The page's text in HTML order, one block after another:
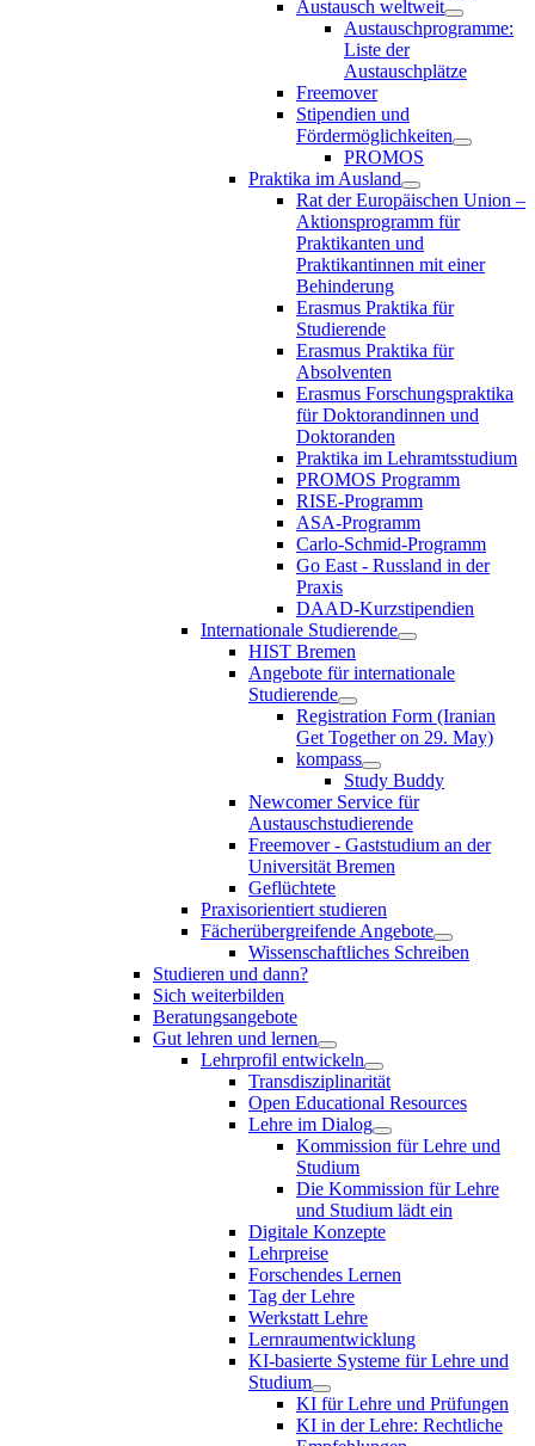
Austausch weltweit
Austauschprogramme:
Liste der
Austauschplätze
Freemover
Stipendien und
Fördermöglichkeiten
PROMOS
Praktika im Ausland
Rat der Europäischen Union –
Aktionsprogramm für
Praktikanten und
Praktikantinnen mit einer
Behinderung
Erasmus Praktika für
Studierende
Erasmus Praktika für
Absolventen
Erasmus Forschungspraktika
für Doktorandinnen und
Doktoranden
Praktika im Lehramtsstudium
PROMOS Programm
RISE-Programm
ASA-Programm
Carlo-Schmid-Programm
Go East - Russland in der
Praxis
DAAD-Kurzstipendien
Internationale Studierende
HIST Bremen
Angebote für internationale
Studierende
Registration Form (Iranian
Get Together on 29. May)
kompass
Study Buddy
Newcomer Service für
Austauschstudierende
Freemover - Gaststudium an der
Universität Bremen
Geflüchtete
Praxisorientiert studieren
Fächerübergreifende Angebote
Wissenschaftliches Schreiben
Studieren und dann?
Sich weiterbilden
Beratungsangebote
Gut lehren und lernen
Lehrprofil entwickeln
Transdisziplinarität
Open Educational Resources
Lehre im Dialog
Kommission für Lehre und
Studium
Die Kommission für Lehre
und Studium lädt ein
Digitale Konzepte
Lehrpreise
Forschendes Lernen
Tag der Lehre
Werkstatt Lehre
Lernraumentwicklung
KI-basierte Systeme für Lehre und
Studium
KI für Lehre und Prüfungen
KI in der Lehre: Rechtliche